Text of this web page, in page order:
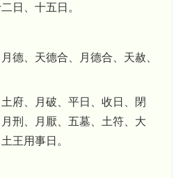
日、十五日。
德、天德合、月德合、天赦、
府、月破、平日、收日、閉
刑、月厭、五墓、土符、大
王用事日。